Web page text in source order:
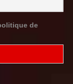
de